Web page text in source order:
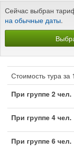
Сейчас выбран
на обычные даты.
Стоимость тура за
При группе 2 чел.
При группе 4 чел.
При группе 6 чел.